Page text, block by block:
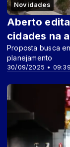
Novidades
30/09/2025 • 09:39
Aberto
cidades na
Proposta busca
planejamento